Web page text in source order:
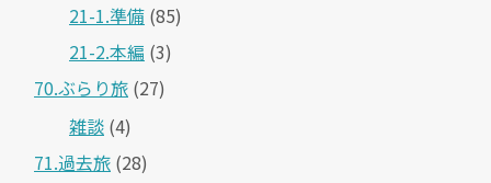
21-1.準備 (85)
21-2.本編 (3)
70.ぶらり旅 (27)
雑談 (4)
71.過去旅 (28)